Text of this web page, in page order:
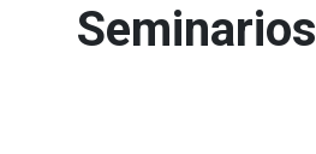
Seminarios